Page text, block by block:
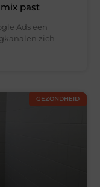
past
Ads een
zich
GEZONDHEID